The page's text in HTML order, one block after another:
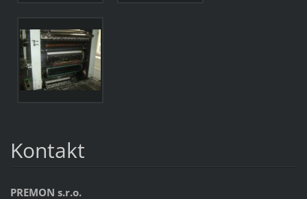
Kontakt
PREMON s.r.o.